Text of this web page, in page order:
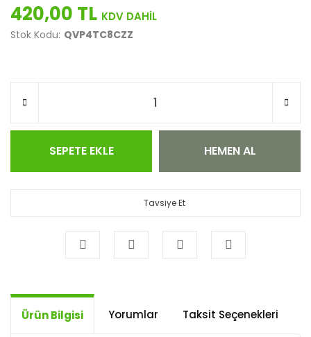
420,00 TL
Stok Kodu: QVP4TC8CZZ
SEPETE EKLE HEMEN AL
Tavsiye Et
Ürün Bilgisi Yorumlar Taksit Seçenekleri